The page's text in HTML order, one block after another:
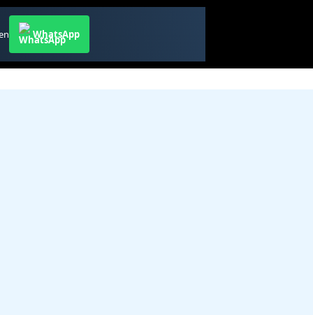
WhatsApp